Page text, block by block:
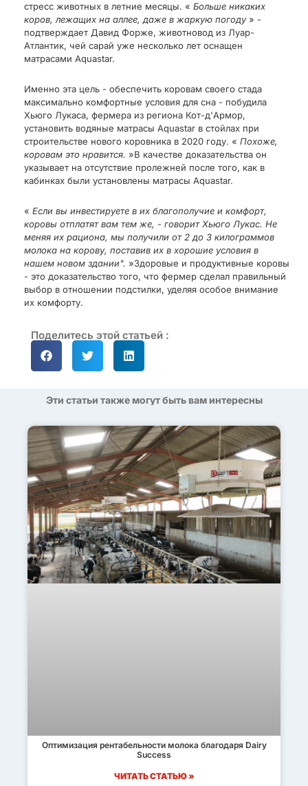
стресс животных в летние месяцы. « Больше никаких
коров, лежащих на аллее, даже в жаркую погоду» -
подтверждает Давид Форже, животновод из Луар-
Атлантик, чей сарай уже несколько лет оснащен
матрасами Aquastar.
Именно эта цель - обеспечить коровам своего стада
максимально комфортные условия для сна - побудила
Хьюго Лукаса, фермера из региона Кот-д'Армор,
установить водяные матрасы Aquastar в стойлах при
строительстве нового коровника в 2020 году. « Похоже,
коровам это нравится. »В качестве доказательства он
указывает на отсутствие пролежней после того, как в
кабинках были установлены матрасы Aquastar.
« Если вы инвестируете в их благополучие и комфорт,
коровы отплатят вам тем же, - говорит Хьюго Лукас. Не
меняя их рациона, мы получили от 2 до 3 килограммов
молока на корову, поставив их в хорошие условия в
нашем новом здании". »Здоровые и продуктивные коровы
- это доказательство того, что фермер сделал правильный
выбор в отношении подстилки, уделяя особое внимание
их комфорту.
Поделитесь этой статьей :
Эти статьи также могут быть вам интересны
Оптимизация рентабельности молока благодаря Dairy
Success
ЧИТАТЬ СТАТЬЮ »